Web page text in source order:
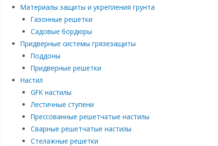
Материалы защиты и укрепления грунта
Газонные решетки
Садовые бордюры
Придверные системы грязезащиты
Поддоны
Придверные решетки
Настил
GFK настилы
Лестичные ступени
Прессованные решетчатые настилы
Сварные решетчатые настилы
Стелажные решетки